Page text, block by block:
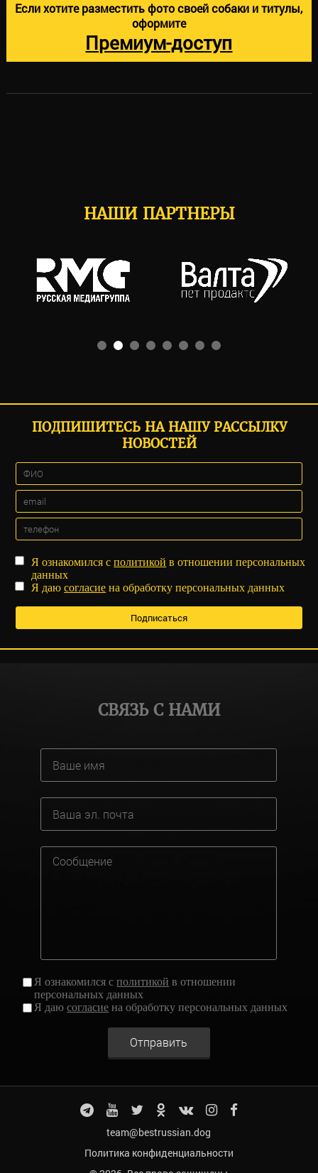
Если хотите разместить фото своей собаки и титулы,
оформите
Премиум-доступ
НАШИ ПАРТНЕРЫ
ПОДПИШИТЕСЬ НА НАШУ РАССЫЛКУ
НОВОСТЕЙ
Я ознакомился сполитикой в отношении персональных
данных
Я даюсогласие на обработку персональных данных
СВЯЗЬ С НАМИ
Я ознакомился сполитикой в отношении
персональных данных
Я даюсогласие на обработку персональных данных
Отправить
team@bestrussian.dog
Политика конфиденциальности